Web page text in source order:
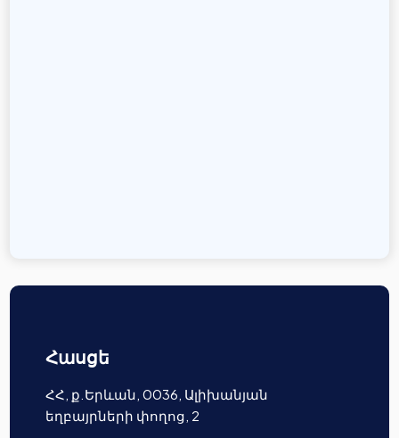
Հասցե
ՀՀ, ք.Երևան, 0036, Ալիխանյան
եղբայրների փողոց, 2